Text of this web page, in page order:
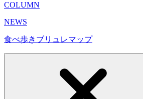
COLUMN
NEWS
食べ歩きブリュレマップ